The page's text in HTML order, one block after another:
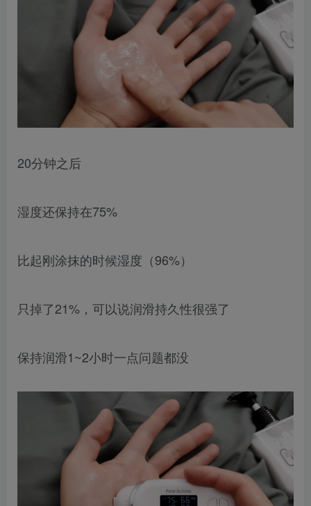
20分钟之后
湿度还保持在75%
比起刚涂抹的时候湿度（96%）
只掉了21%，可以说润滑持久性很强了
保持润滑1~2小时一点问题都没